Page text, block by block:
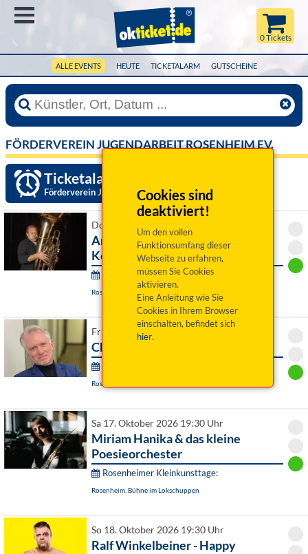
ALLE EVENTS HEUTE TICKETALARM GUTSCHEINE
0 Tickets
Cookies sind
deaktiviert!
Um den vollen
Funktionsumfang dieser
Webseite zu erfahren,
müssen Sie Cookies
aktivieren.
Eine Anleitung wie Sie
Cookies in Ihrem Browser
einschalten, befindet sich
hier.
FÖRDERVEREIN JUGENDARBEIT ROSENHEIM EV.
Ticketalarm einrichten »
Förderverein Jugendarbeit Rosenheim eV.
Do 15. Oktober 2026 19:30 Uhr
Andreas Martin Hofmeir -
Konzertante Aneignung
Rosenheimer Kleinkunsttage:
Rosenheim, Bühne im Lokschuppen
Fr 16. Oktober 2026 19:30 Uhr
Christian Springer: Leider
Rosenheim, Bühne im Lokschuppen
Sa 17. Oktober 2026 19:30 Uhr
Miriam Hanika & das kleine
Poesieorchester
Rosenheimer Kleinkunsttage:
Rosenheim, Bühne im Lokschuppen
So 18. Oktober 2026 19:30 Uhr
Ralf Winkelbeiner - Happy